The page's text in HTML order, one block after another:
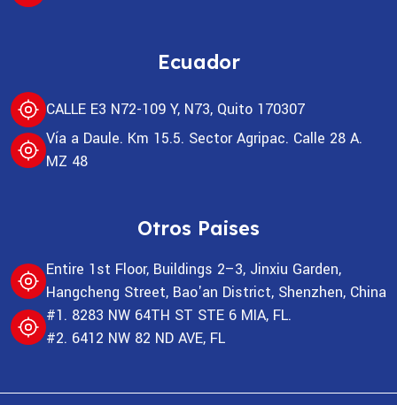
Ecuador
CALLE E3 N72-109 Y, N73, Quito 170307
Vía a Daule. Km 15.5. Sector Agripac. Calle 28 A.
MZ 48
Otros Paises
Entire 1st Floor, Buildings 2–3, Jinxiu Garden,
Hangcheng Street, Bao'an District, Shenzhen, China
#1. 8283 NW 64TH ST STE 6 MIA, FL.
#2. 6412 NW 82 ND AVE, FL